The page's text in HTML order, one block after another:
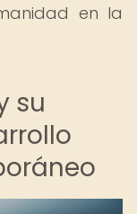
en la
su